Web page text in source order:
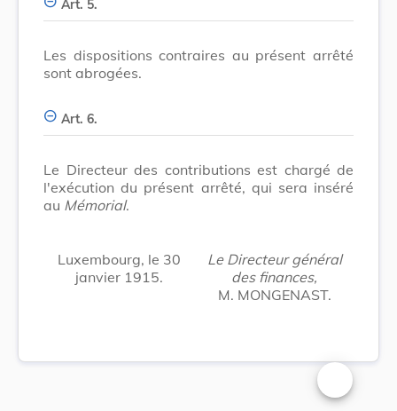
Art. 5.
Les dispositions contraires au présent arrêté
sont abrogées.
Art. 6.
Le Directeur des contributions est chargé de
l'exécution du présent arrêté, qui sera inséré
au Mémorial.
Luxembourg, le 30
janvier 1915.
Le Directeur général
des finances,
M. MONGENAST.
Changer la